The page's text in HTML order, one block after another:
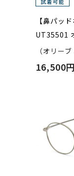
【鼻パッ
UT35501
（オリーブ
16,500円